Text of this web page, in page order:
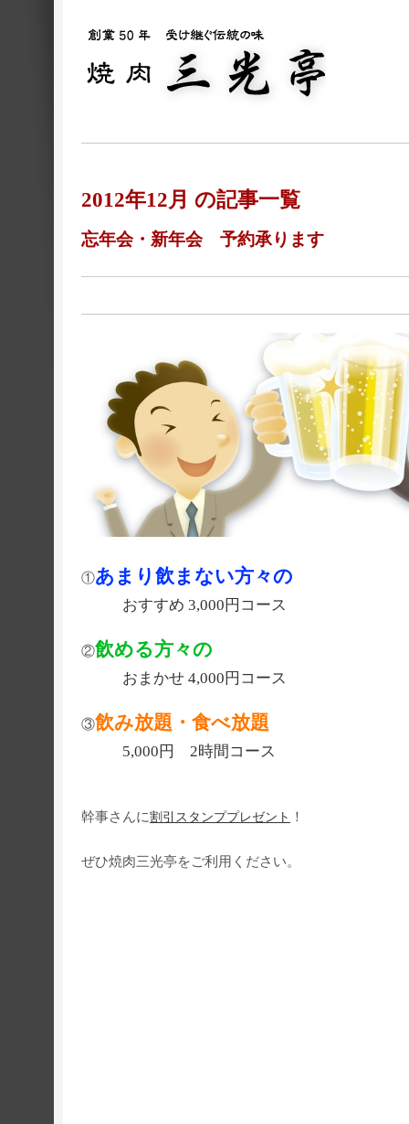
2012年12月 の記事一覧
忘年会・新年会 予約承ります
①あまり飲まない方々の
おすすめ 3,000円コース
②飲める方々の
おまかせ 4,000円コース
③飲み放題・食べ放題
5,000円 2時間コース
幹事さんに割引スタンププレゼント ！
ぜひ焼肉三光亭をご利用ください。